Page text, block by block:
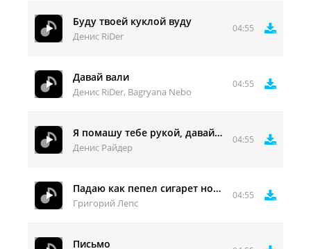
Буду твоей куклой вуду
Денис RiDer
04:55
Давай вали
Денис RiDer, Bagryana Nebo
04:55
Я помашу тебе рукой, давай вали
Денис Райдер
04:55
Падаю как пепел сигарет но твоя любовь
Григорий Лепс
04:55
Письмо